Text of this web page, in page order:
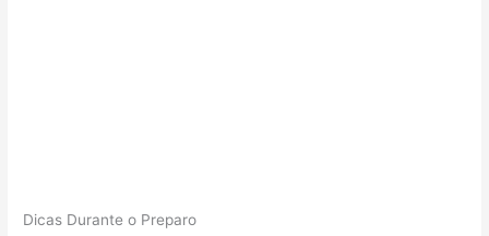
Dicas Durante o Preparo